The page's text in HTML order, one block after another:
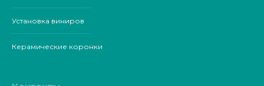
Установка виниров
Керамические коронки